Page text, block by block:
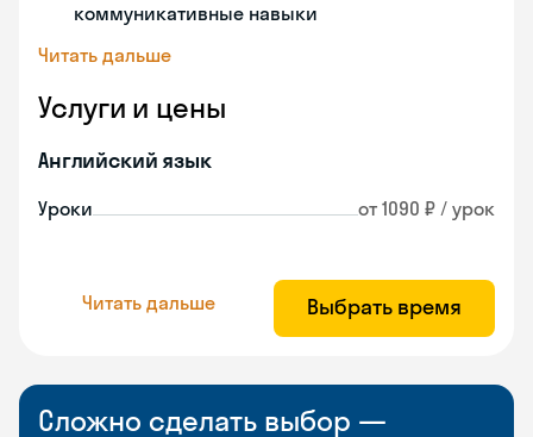
коммуникативные навыки
Читать дальше
Услуги и цены
Английский язык
Уроки от 1090 ₽ / урок
Читать дальше Выбрать время
Сложно сделать выбор —